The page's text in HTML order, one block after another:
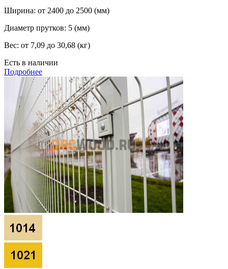
Ширина: от 2400 до 2500 (мм)
Диаметр прутков: 5 (мм)
Вес: от 7,09 до 30,68 (кг)
Есть в наличии
Подробнее